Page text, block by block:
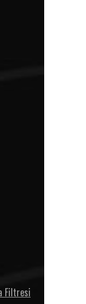
Filtresi